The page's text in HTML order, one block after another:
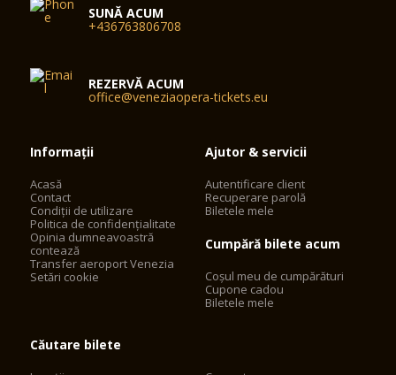
SUNĂ ACUM
+436763806708
REZERVĂ ACUM
office@veneziaopera-tickets.eu
Informații
Acasă
Contact
Condiții de utilizare
Politica de confidențialitate
Opinia dumneavoastră
contează
Transfer aeroport Venezia
Setări cookie
Ajutor & servicii
Autentificare client
Recuperare parolă
Biletele mele
Cumpără bilete acum
Coșul meu de cumpărături
Cupone cadou
Biletele mele
Căutare bilete